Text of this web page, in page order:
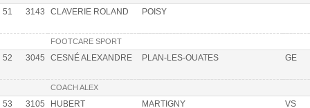
51 3143 CLAVERIE ROLAND POISY
FOOTCARE SPORT
52 3045 CESNÉ ALEXANDRE PLAN-LES-OUATES GE
COACH ALEX
53 3105
HUBERT
MARTIGNY VS